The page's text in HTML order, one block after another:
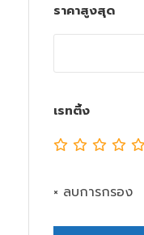
ราคาสูงสุด
เรทติ้ง
× ลบการกรอง